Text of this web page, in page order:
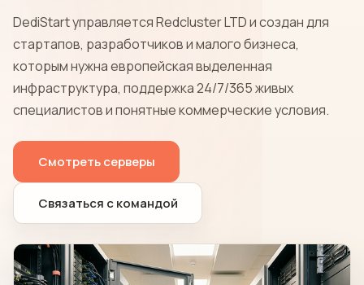
DediStart управляется Redcluster LTD и создан для
стартапов, разработчиков и малого бизнеса,
которым нужна европейская выделенная
инфраструктура, поддержка 24/7/365 живых
специалистов и понятные коммерческие условия.
Смотреть серверы
Связаться с командой